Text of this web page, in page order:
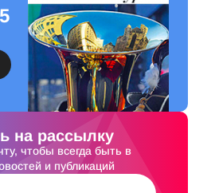
на рассылку
чтобы всегда быть в
и публикаций